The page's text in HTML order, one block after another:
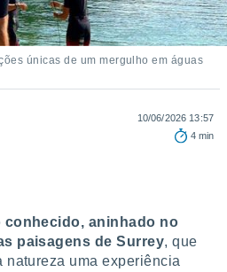
únicas de um mergulho em águas
10/06/2026 13:57
4 min
conhecido, aninhado no
paisagens de Surrey, que
natureza uma experiência